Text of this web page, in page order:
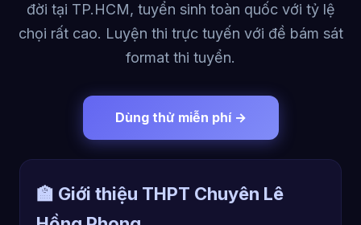
đời tại TP.HCM, tuyển sinh toàn quốc với tỷ lệ
chọi rất cao. Luyện thi trực tuyến với đề bám sát
format thi tuyển.
Dùng thử miễn phí →
🏫 Giới thiệu THPT Chuyên Lê